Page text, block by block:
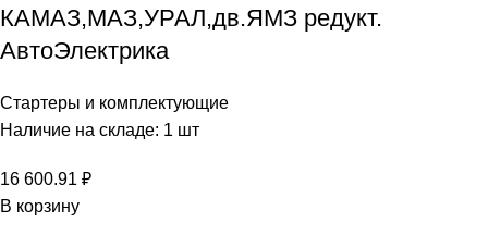
КАМАЗ,МАЗ,УРАЛ,дв.ЯМЗ редукт.
АвтоЭлектрика
Стартеры и комплектующие
Наличие на складе: 1 шт
16 600.91 ₽
В корзину